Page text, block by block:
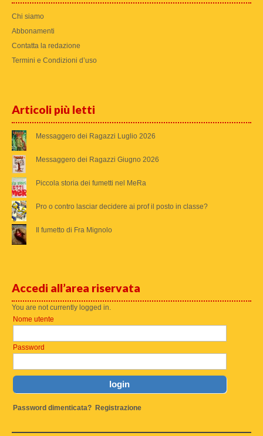
Chi siamo
Abbonamenti
Contatta la redazione
Termini e Condizioni d’uso
Articoli più letti
Messaggero dei Ragazzi Luglio 2026
Messaggero dei Ragazzi Giugno 2026
Piccola storia dei fumetti nel MeRa
Pro o contro lasciar decidere ai prof il posto in classe?
Il fumetto di Fra Mignolo
Accedi all’area riservata
You are not currently logged in.
Nome utente
Password
Password dimenticata? Registrazione